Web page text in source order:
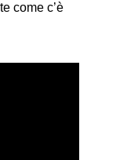
come c’è